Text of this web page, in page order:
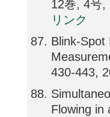
12巻, 4号,
リンク
Blink-Spot
430-443,
Flowing in